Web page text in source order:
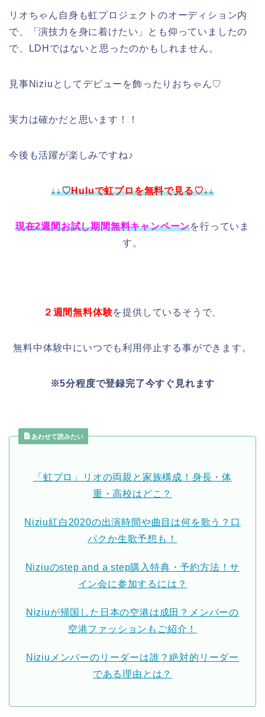
リオちゃん自身も虹プロジェクトのオーディション内
で、「演技力を身に着けたい」とも仰っていましたの
で、LDHではないと思ったのかもしれません。
見事Niziuとしてデビューを飾ったりおちゃん♡
実力は確かだと思います！！
今後も活躍が楽しみですね♪
↓↓♡Huluで虹プロを無料で見る♡↓↓
現在2週間お試し期間無料キャンペーンを行っていま
す。
２週間無料体験を提供しているそうで、
無料中体験中にいつでも利用停止する事ができます。
※5分程度で登録完了今すぐ見れます
あわせて読みたい
「虹プロ」リオの両親と家族構成！身長・体
重・高校はどこ？
Niziu紅白2020の出演時間や曲目は何を歌う？口
パクか生歌予想も！
Niziuのstep and a step購入特典・予約方法！サ
イン会に参加するには？
Niziuが帰国した日本の空港は成田？メンバーの
空港ファッションもご紹介！
Niziuメンバーのリーダーは誰？絶対的リーダー
である理由とは？